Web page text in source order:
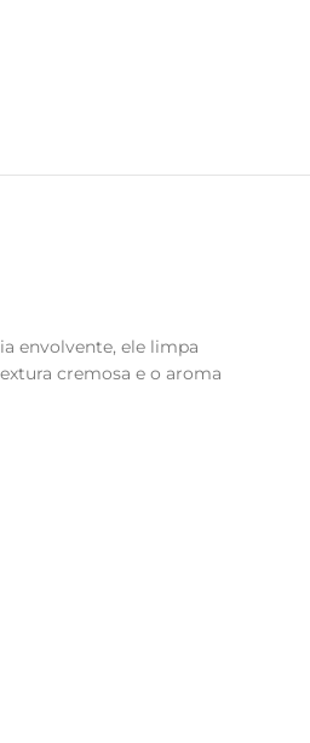
envolvente, ele limpa
cremosa e o aroma